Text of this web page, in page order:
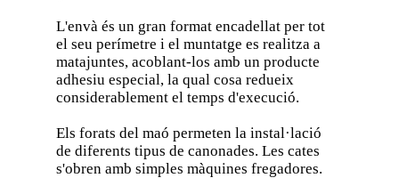
L'envà és un gran format encadellat per tot
el seu perímetre i el muntatge es realitza a
matajuntes, acoblant-los amb un producte
adhesiu especial, la qual cosa redueix
considerablement el temps d'execució.
Els forats del maó permeten la instal·lació
de diferents tipus de canonades. Les cates
s'obren amb simples màquines fregadores.